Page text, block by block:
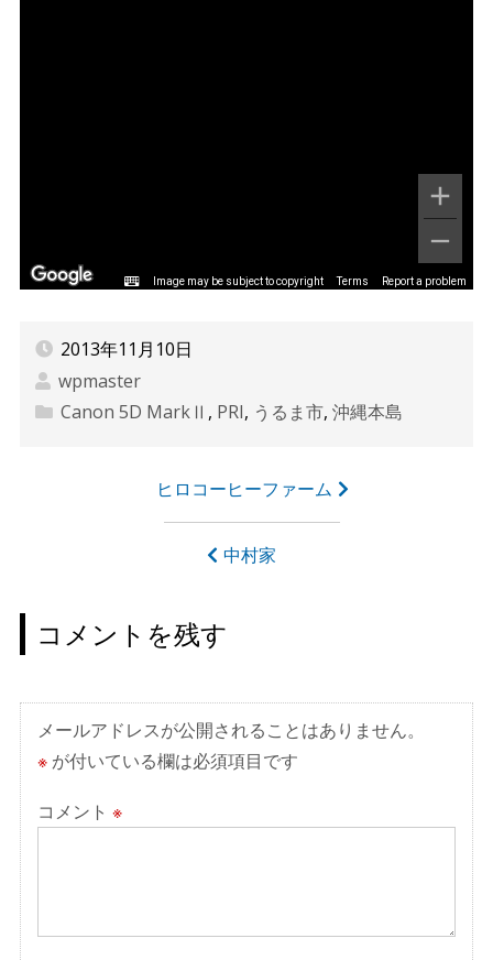
Image may be subject to copyright Terms Report a problem
2013年11月10日
wpmaster
Canon 5D MarkⅡ , PRI, うるま市, 沖縄本島
ゲ
ー
シ
ョ
ン
ヒロコーヒーファーム
中村家
コメントを残す
メールアドレスが公開されることはありません。
※が付いている欄は必須項目です
コメント ※